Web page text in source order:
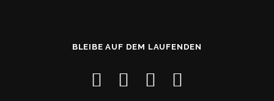
BLEIBE AUF DEM LAUFENDEN